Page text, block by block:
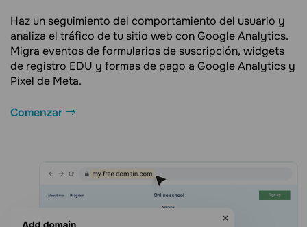
Haz un seguimiento del comportamiento del usuario y
analiza el tráfico de tu sitio web con Google Analytics.
Migra eventos de formularios de suscripción, widgets
de registro EDU y formas de pago a Google Analytics y
Píxel de Meta.
Comenzar